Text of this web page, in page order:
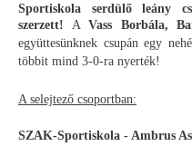
Sportiskola serdülő leány
szerzett! A Vass Borbála,
együttesünknek csupán egy
többit mind 3-0-ra nyerték!
A selejtező csoportban:
SZAK-Sportiskola - Ambrus